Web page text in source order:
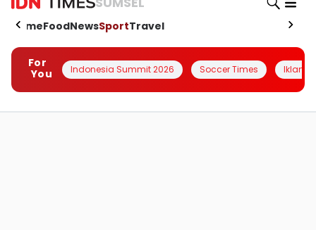
HomeFoodNewsSportTravel
For
You
Indonesia Summit 2026 Soccer Times Iklanin